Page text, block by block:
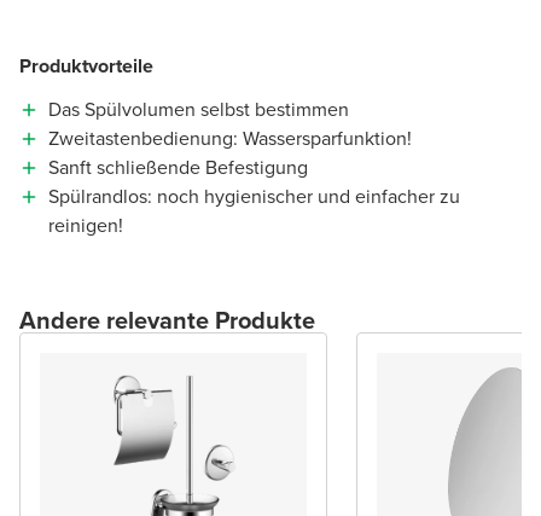
Produktvorteile
Das Spülvolumen selbst bestimmen
Zweitastenbedienung: Wassersparfunktion!
Sanft schließende Befestigung
Spülrandlos: noch hygienischer und einfacher zu
reinigen!
Andere relevante Produkte